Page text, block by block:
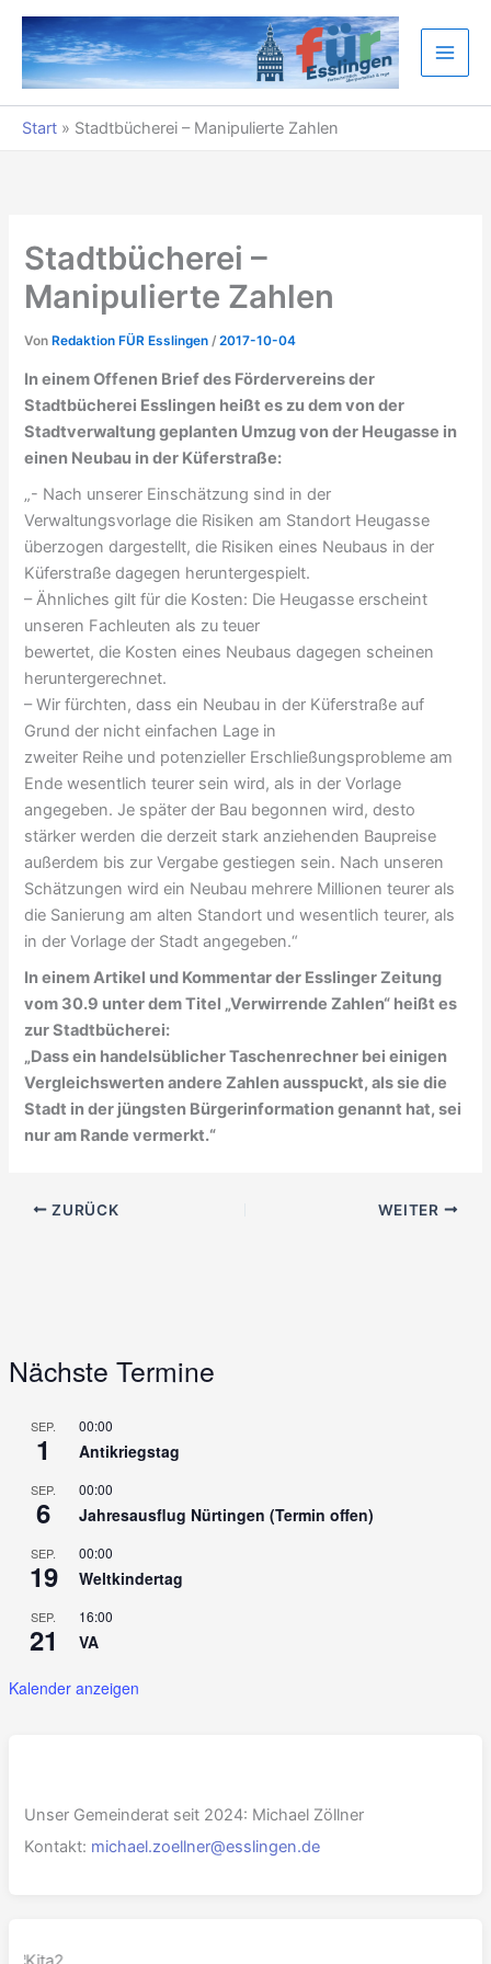
Zum
Inhalt
springen
Start » Stadtbücherei – Manipulierte Zahlen
Stadtbücherei –
Manipulierte Zahlen
Von Redaktion FÜR Esslingen/2017-10-04
In einem Offenen Brief des Fördervereins der
Stadtbücherei Esslingen heißt es zu dem von der
Stadtverwaltung geplanten Umzug von der Heugasse in
einen Neubau in der Küferstraße:
„- Nach unserer Einschätzung sind in der
Verwaltungsvorlage die Risiken am Standort Heugasse
überzogen dargestellt, die Risiken eines Neubaus in der
Küferstraße dagegen heruntergespielt.
– Ähnliches gilt für die Kosten: Die Heugasse erscheint
unseren Fachleuten als zu teuer
bewertet, die Kosten eines Neubaus dagegen scheinen
heruntergerechnet.
– Wir fürchten, dass ein Neubau in der Küferstraße auf
Grund der nicht einfachen Lage in
zweiter Reihe und potenzieller Erschließungsprobleme am
Ende wesentlich teurer sein wird, als in der Vorlage
angegeben. Je später der Bau begonnen wird, desto
stärker werden die derzeit stark anziehenden Baupreise
außerdem bis zur Vergabe gestiegen sein. Nach unseren
Schätzungen wird ein Neubau mehrere Millionen teurer als
die Sanierung am alten Standort und wesentlich teurer, als
in der Vorlage der Stadt angegeben.“
In einem Artikel und Kommentar der Esslinger Zeitung
vom 30.9 unter dem Titel „Verwirrende Zahlen“ heißt es
zur Stadtbücherei:
„Dass ein handelsüblicher Taschenrechner bei einigen
Vergleichswerten andere Zahlen ausspuckt, als sie die
Stadt in der jüngsten Bürgerinformation genannt hat, sei
nur am Rande vermerkt.“
ZURÜCK WEITER
Nächste Termine
SEP.
1
00:00
Antikriegstag
SEP.
6
00:00
Jahresausflug Nürtingen (Termin offen)
SEP.
19
00:00
Weltkindertag
SEP.
21
16:00
VA
Kalender anzeigen
Unser Gemeinderat seit 2024: Michael Zöllner
Kontakt: michael.zoellner@esslingen.de